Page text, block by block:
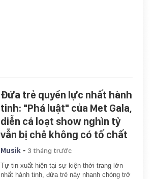
Đứa trẻ quyền lực nhất hành
tinh: "Phá luật" của Met Gala,
diễn cả loạt show nghìn tỷ
vẫn bị chê không có tố chất
Musik - 3 tháng trước
Tự tin xuất hiện tại sự kiện thời trang lớn
nhất hành tinh, đứa trẻ này nhanh chóng trở